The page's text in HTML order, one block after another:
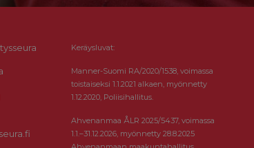
Keräysluvat:
Manner-Suomi RA/2020/1538, voimassa
toistaiseksi 1.1.2021 alkaen, myönnetty
1.12.2020, Poliisihallitus.
Ahvenanmaa ÅLR 2025/5437, voimassa
1.1.–31.12.2026, myönnetty 28.8.2025